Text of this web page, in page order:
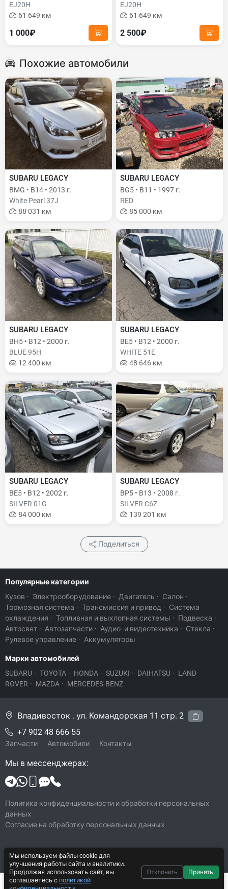
EJ20H
61 649 км
1 000₽
EJ20H
61 649 км
2 500₽
Похожие автомобили
SUBARU LEGACY
BMG • B14 • 2013 г.
White Pearl 37J
88 031 км
SUBARU LEGACY
BG5 • B11 • 1997 г.
RED
85 000 км
SUBARU LEGACY
BH5 • B12 • 2000 г.
BLUE 95H
12 400 км
SUBARU LEGACY
BE5 • B12 • 2000 г.
WHITE 51E
48 646 км
SUBARU LEGACY
BE5 • B12 • 2002 г.
SILVER 01G
84 000 км
SUBARU LEGACY
BP5 • B13 • 2008 г.
SILVER C6Z
139 201 км
Поделиться
Популярные категории
Кузов · Электрооборудование · Двигатель · Салон ·
Тормозная система · Трансмиссия и привод · Система
охлаждения · Топливная и выхлопная системы · Подвеска ·
Автосвет · Автозапчасти · Аудио- и видеотехника · Стекла ·
Рулевое управление · Аккумуляторы
Марки автомобилей
SUBARU · TOYOTA · HONDA · SUZUKI · DAIHATSU · LAND
ROVER · MAZDA · MERCEDES-BENZ
© 2026 Legacy-VL
Все права защищены
Система CarYard 2017–2026
Владивосток . ул. Командорская 11 стр. 2
+7 902 48 666 55
Запчасти Автомобили Контакты
Мы в мессенджерах:
Политика конфиденциальности и обработки персональных
данных
Согласие на обработку персональных данных
Мы используем файлы cookie для
улучшения работы сайта и аналитики.
Продолжая использовать сайт, вы
соглашаетесь с политикой
Отклонить Принять